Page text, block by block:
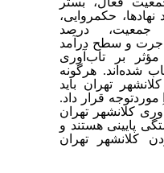
حکمروایی،
جمعیت، درصد
و سطح درآمد
مؤثر بر تاب‌آوری
شده‌اند. هرگونه
تهران باید
قرار داد.
کلان­شهر تهران
پایینی هستند و
کلان­شهر تهران